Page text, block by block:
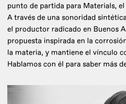
punto de partida para Materials,
A través de una sonoridad
el productor radicado en Buenos
propuesta inspirada en la
la materia, y mantiene el vínculo
Hablamos con él para saber más